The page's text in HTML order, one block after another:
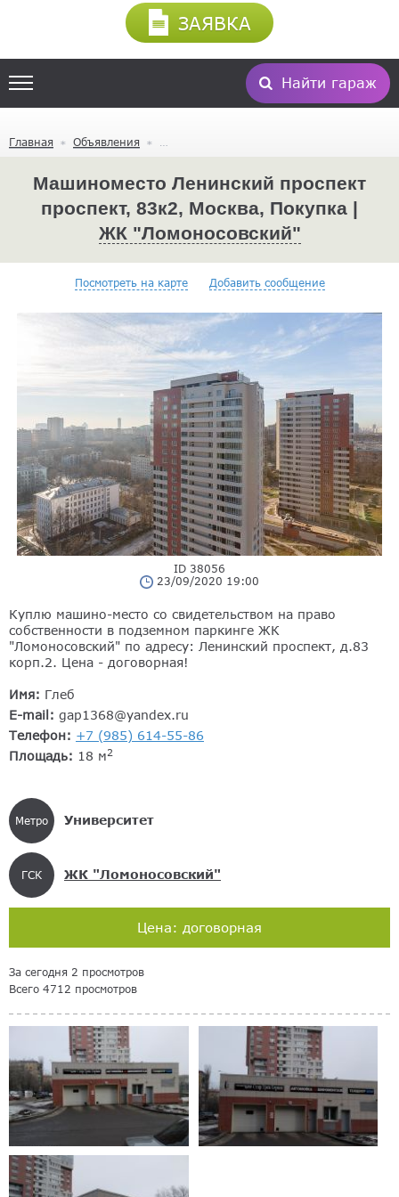
Найти гараж
ЗАЯВКА
Главная Объявления
Машиноместо Ленинский проспект
проспект, 83к2, Москва, Покупка |
ЖК "Ломоносовский"
Посмотреть на карте Добавить сообщение
ID 38056
23/09/2020 19:00
Куплю машино-место со свидетельством на право
собственности в подземном паркинге ЖК
"Ломоносовский" по адресу: Ленинский проспект, д.83
корп.2. Цена - договорная!
Имя: Глеб
E-mail: gap1368@yandex.ru
Телефон: +7 (985) 614-55-86
Площадь: 18 м2
Метро Университет
ГСК ЖК "Ломоносовский"
Цена: договорная
За сегодня 2 просмотров
Всего 4712 просмотров